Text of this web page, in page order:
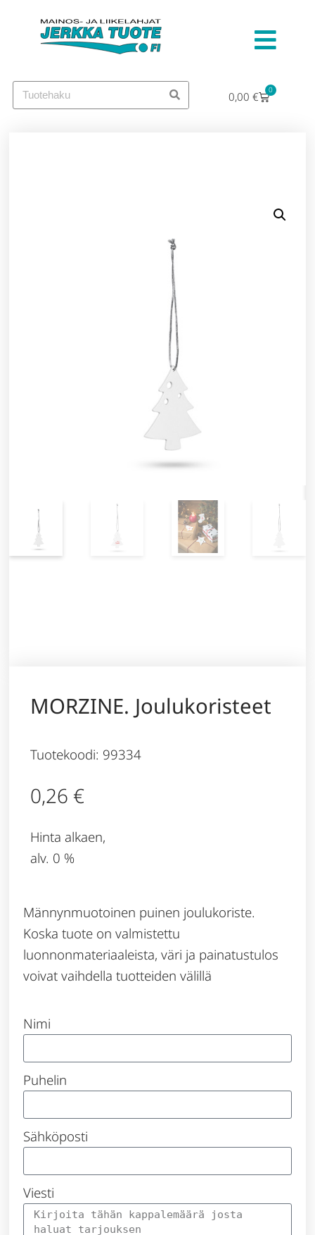
0,00 € 0
MORZINE. Joulukoristeet
Tuotekoodi: 99334
0,26 €
Hinta alkaen,
alv. 0 %
Männynmuotoinen puinen joulukoriste.
Koska tuote on valmistettu
luonnonmateriaaleista, väri ja painatustulos
voivat vaihdella tuotteiden välillä
Nimi
Puhelin
Sähköposti
Viesti